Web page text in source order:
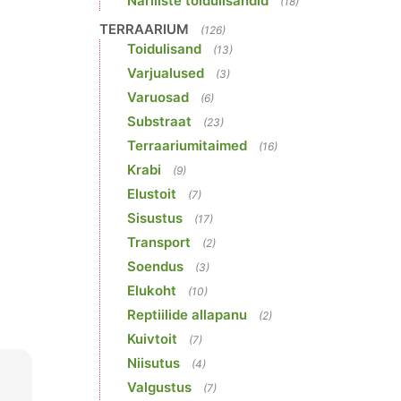
TERRAARIUM (126)
Toidulisand (13)
Varjualused (3)
Varuosad (6)
Substraat (23)
Terraariumitaimed (16)
Krabi (9)
Elustoit (7)
Sisustus (17)
Transport (2)
Soendus (3)
Elukoht (10)
Reptiilide allapanu (2)
Kuivtoit (7)
Niisutus (4)
Valgustus (7)